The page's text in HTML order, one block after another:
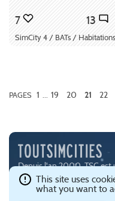
7 13
SimCity 4 / BATs / Habitations
PAGES 1 ... 19 20 21 22
Depuis l'an 2000, TSC
passionnée par les jeux
SimCity (EA) et
This site uses
what you want to